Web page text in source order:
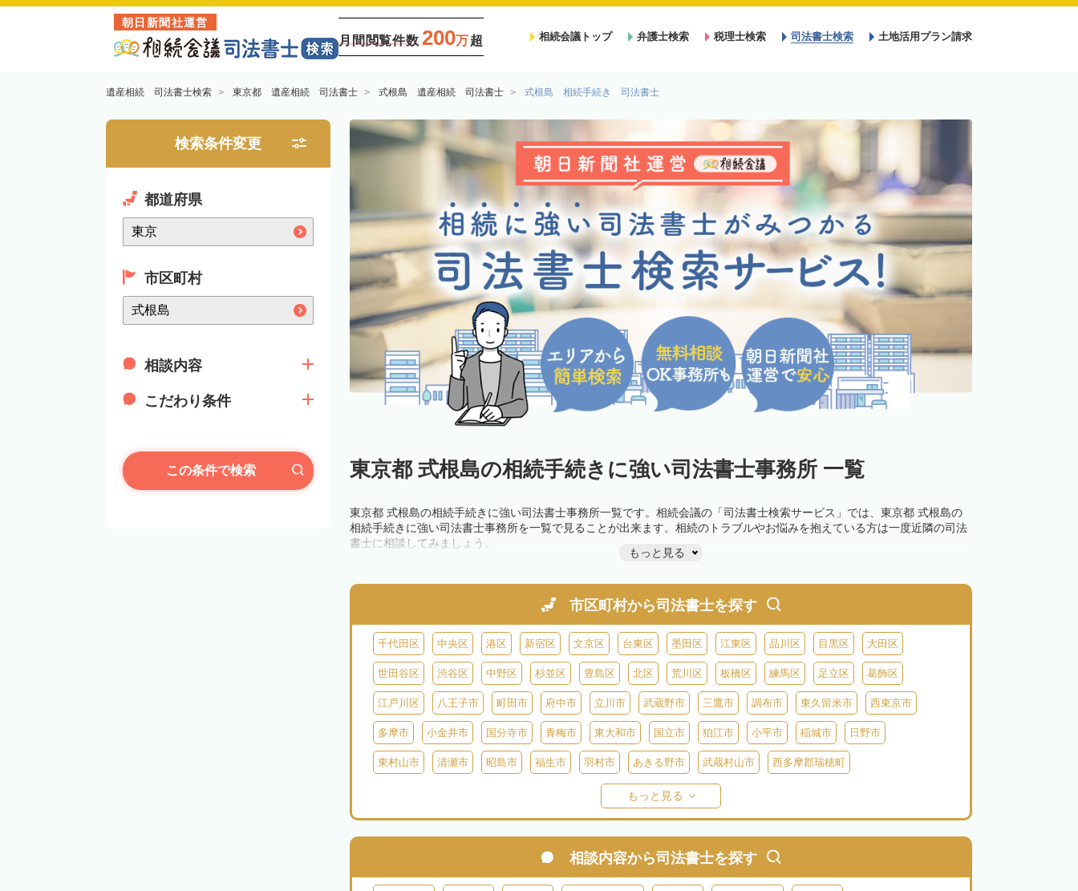
朝日新聞社運営
月間閲覧件数 200万超 相続会議トップ 弁護士検索 税理士検索 司法書士検索 土地活用プラン請求
遺産相続 司法書士検索 東京都 遺産相続 司法書士 式根島 遺産相続 司法書士 式根島 相続手続き 司法書士
検索条件変更
都道府県
市区町村
相談内容
こだわり条件
この条件で検索 東京都 式根島の相続手続きに強い司法書士事務所 一覧
東京都 式根島の相続手続きに強い司法書士事務所一覧です。相続会議の「司法書士検索サービス」では、東京都 式根島の
相続手続きに強い司法書士事務所を一覧で見ることが出来ます。相続のトラブルやお悩みを抱えている方は一度近隣の司法
書士に相談してみましょう。
もっと見る
市区町村から司法書士を探す
千代田区 中央区 港区 新宿区 文京区 台東区 墨田区 江東区 品川区 目黒区 大田区
世田谷区 渋谷区 中野区 杉並区 豊島区 北区 荒川区 板橋区 練馬区 足立区 葛飾区
江戸川区 八王子市 町田市 府中市 立川市 武蔵野市 三鷹市 調布市 東久留米市 西東京市
多摩市 小金井市 国分寺市 青梅市 東大和市 国立市 狛江市 小平市 稲城市 日野市
東村山市 清瀬市 昭島市 福生市 羽村市 あきる野市 武蔵村山市 西多摩郡瑞穂町
西多摩郡檜原村 伊豆大島
御蔵島 八丈島 青ヶ島 小笠原村
もっと見る
相談内容から司法書士を探す